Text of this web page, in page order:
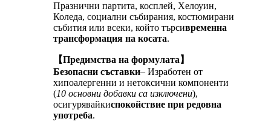
Празнични партита, косплей, Хелоуин,
Коледа, социални събирания, костюмирани
събития или всеки, който търсивременна
трансформация на косата.
【Предимства на формулата】
Безопасни съставки– Изработен от
хипоалергенни и нетоксични компоненти
(10 основни добавки са изключени),
осигурявайкиспокойствие при редовна
употреба.